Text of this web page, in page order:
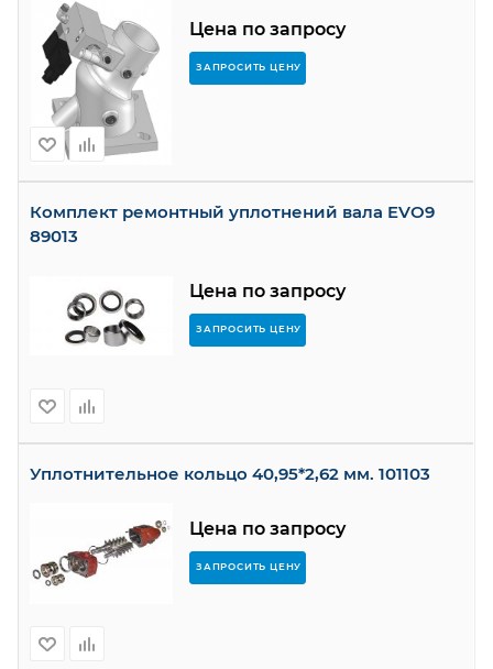
Цена по запросу
ЗАПРОСИТЬ ЦЕНУ
Комплект ремонтный уплотнений вала EVO9
89013
Цена по запросу
ЗАПРОСИТЬ ЦЕНУ
Уплотнительное кольцо 40,95*2,62 мм. 101103
Цена по запросу
ЗАПРОСИТЬ ЦЕНУ